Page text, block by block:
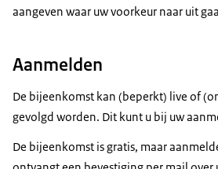
aangeven waar uw voorkeur naar uit
Aanmelden
De bijeenkomst kan (beperkt) live of
gevolgd worden. Dit kunt u bij uw
De bijeenkomst is gratis, maar